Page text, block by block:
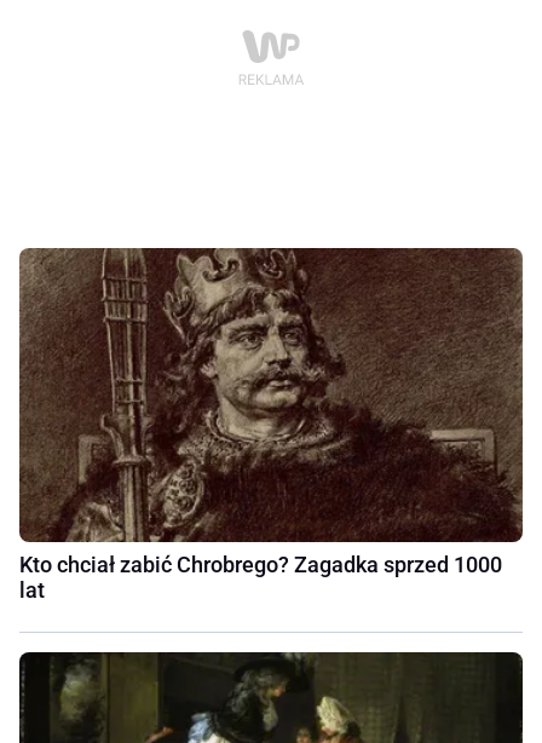
Kto chciał zabić Chrobrego? Zagadka sprzed 1000
lat